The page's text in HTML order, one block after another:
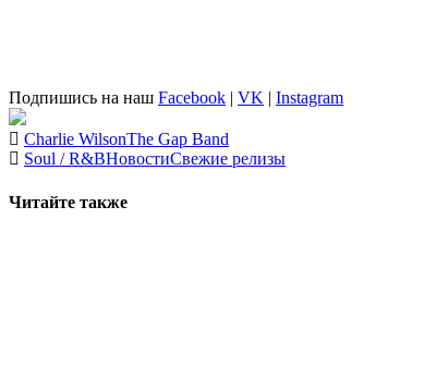
Подпишись на наш Facebook | VK | Instagram
Charlie WilsonThe Gap Band
Soul / R&BНовостиСвежие релизы
Читайте также